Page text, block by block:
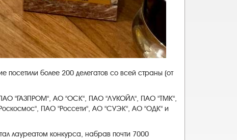
более 200 делегатов со всей страны (от
ПАО "ГАЗПРОМ", АО "ОСК", ПАО "ЛУКОЙЛ", ПАО "ТМК",
ПАО "Россети", АО "СУЭК", АО "ОДК" и
лауреатом конкурса, набрав почти 7000